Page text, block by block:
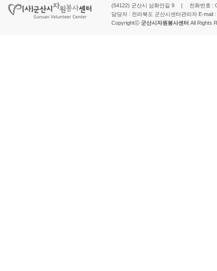
(54122) 군산시 삼화안길 9 | 전화번호 :
담당자 : 전라북도 군산시센터관리자 E-mail :
Copyrightⓒ 군산시자원봉사센터 All Rights